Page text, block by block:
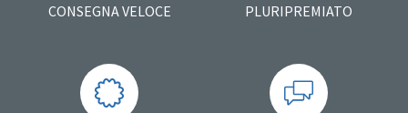
CONSEGNA VELOCE PLURIPREMIATO